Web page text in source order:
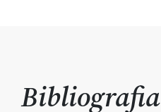
Bibliografia